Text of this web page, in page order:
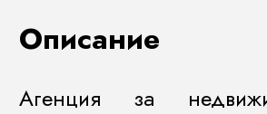
Описание
Агенция за